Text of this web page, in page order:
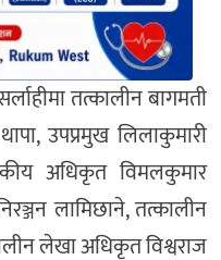
तत्कालीन बागमती
उपप्रमुख लिलाकुमारी
अधिकृत विमलकुमार
लामिछाने, तत्कालीन
लेखा अधिकृत विश्वराज